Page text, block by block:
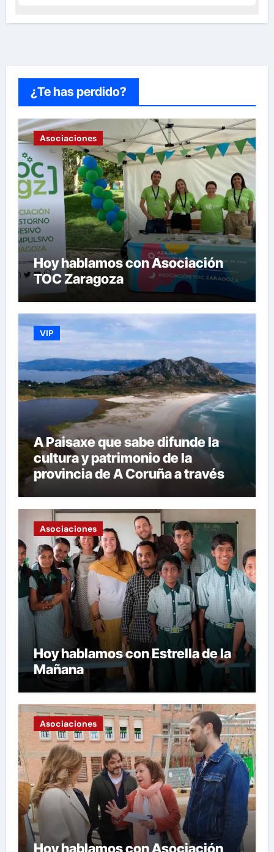
¿Te has perdido?
Asociaciones
Hoy hablamos con Asociación
TOC Zaragoza
VIP
A Paisaxe que sabe difunde la
cultura y patrimonio de la
provincia de A Coruña a través
Asociaciones
Hoy hablamos con Estrella de la
Mañana
Asociaciones
Hoy hablamos con Asociación